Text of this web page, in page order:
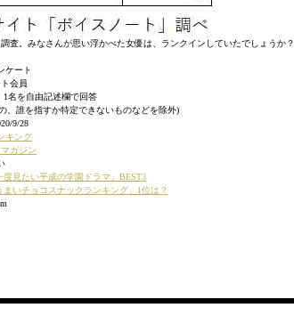
査。みなさんが思い浮かべた女優は、ランクインしていたでしょうか？
ケート
会員
名を自由記述欄で回答
、誰を指すか特定できないものなどを除外)
9/28
キング
ガジン
見たい平成の学園ドラマ」BEST3
いチョコスナックランキング」1位は？